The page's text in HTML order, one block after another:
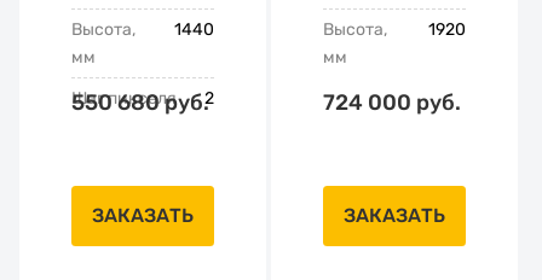
Высота,
мм
1440
Шаг пикселя 2
550 680 руб.
ЗАКАЗАТЬ
Высота,
мм
1920
724 000 руб.
ЗАКАЗАТЬ